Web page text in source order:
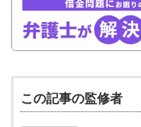
この記事の監修者